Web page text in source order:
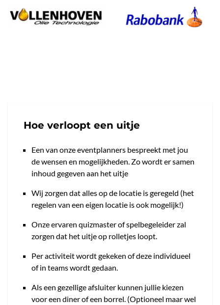
Hoe verloopt een uitje
Een van onze eventplanners bespreekt met jou
de wensen en mogelijkheden. Zo wordt er samen
inhoud gegeven aan het uitje
Wij zorgen dat alles op de locatie is geregeld (het
regelen van een eigen locatie is ook mogelijk!)
Onze ervaren quizmaster of spelbegeleider zal
zorgen dat het uitje op rolletjes loopt.
Per activiteit wordt gekeken of deze individueel
of in teams wordt gedaan.
Als een gezellige afsluiter kunnen jullie kiezen
voor een diner of een borrel. (Optioneel maar wel